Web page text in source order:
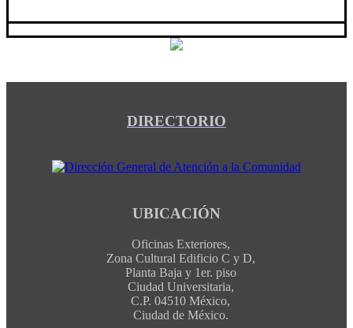
DIRECTORIO
UBICACIÓN
Oficinas Exteriores,
Zona Cultural Edificio C y D,
Planta Baja y 1er. piso
Ciudad Universitaria,
C.P. 04510 México,
Ciudad de México.